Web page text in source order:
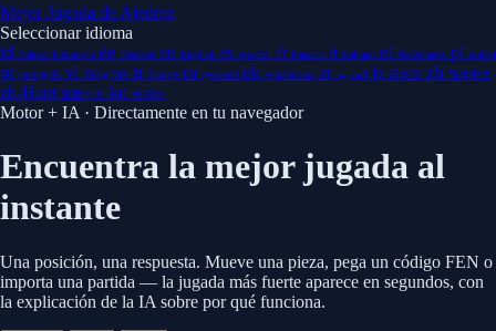
Mejor Jugada de Ajedrez
Seleccionar idioma
id Bahasa Indonesia de Deutsch en English es español fr français it italiano nl Nederlands pl polski
pt português vi Tiếng Việt tr Türkçe ru русский uk українська ar العربية ja 日本語 zh 简体中文
zh-Hant 繁體中文 ko 한국어
Motor + IA · Directamente en tu navegador
Encuentra la mejor jugada al
instante
Una posición, una respuesta. Mueve una pieza, pega un código FEN o
importa una partida — la jugada más fuerte aparece en segundos, con
la explicación de la IA sobre por qué funciona.